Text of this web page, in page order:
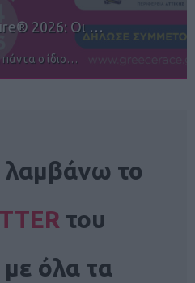
Άνοιγμα ε…
το
του
με όλα τα